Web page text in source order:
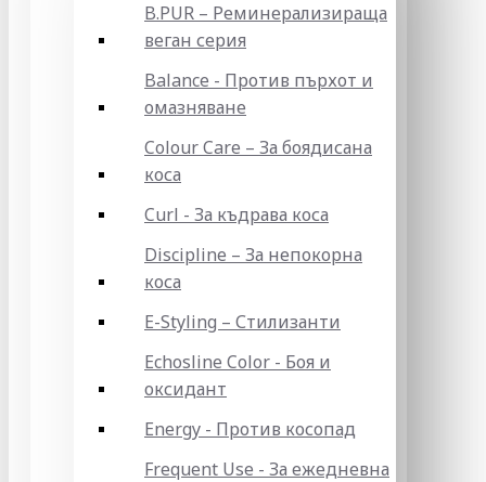
B.PUR – Реминерализираща
веган серия
Balance - Против пърхот и
омазняване
Colour Care – За боядисана
коса
Curl - За къдрава коса
Discipline – За непокорна
коса
E-Styling – Стилизанти
Echosline Color - Боя и
оксидант
Energy - Против косопад
Frequent Use - За ежедневна